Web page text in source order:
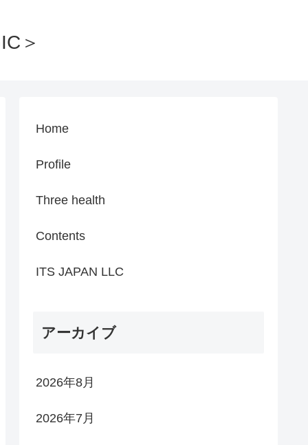
＞
Home
Profile
Three health
Contents
ITS JAPAN LLC
アーカイブ
2026年8月
2026年7月